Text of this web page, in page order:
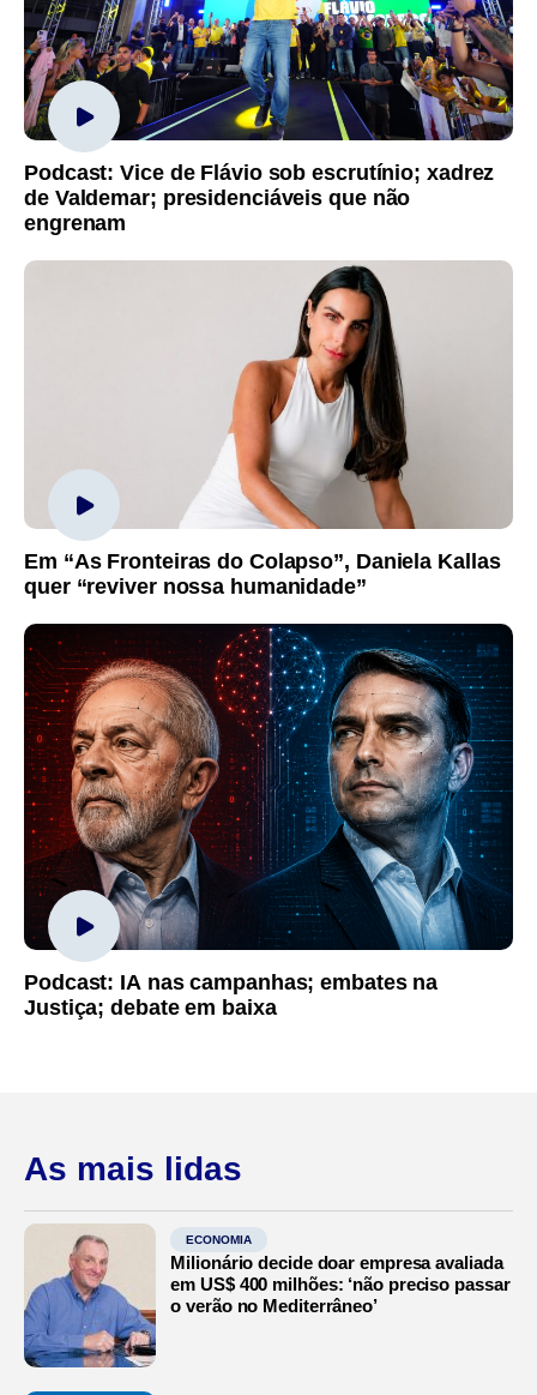
Podcast: Vice de Flávio sob escrutínio; xadrez
de Valdemar; presidenciáveis que não
engrenam
Em “As Fronteiras do Colapso”, Daniela Kallas
quer “reviver nossa humanidade”
Podcast: IA nas campanhas; embates na
Justiça; debate em baixa
As mais lidas
ECONOMIA
Milionário decide doar empresa avaliada
em US$ 400 milhões: ‘não preciso passar
o verão no Mediterrâneo’